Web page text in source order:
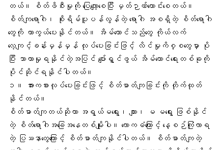
တယ်။ စိတ်ဖိစီးမှုကို ပြေလျော့စေပြီး မှတ်ဉာဏ်ကောင်းစေတယ်။
စိတ်ကျရောဂါ၊ စိုးရိမ်ပူပန်လွန်တဲ့ ရောဂါ အစရှိတဲ့ စိတ်ရောဂါ
တွေကို ကာကွယ်ပေးနိုင်တယ်။
အိမ်ထောင်သည်တွေ ကိုယ်လက်
လေ့ကျင့်ခန်းမှန်မှန် လုပ်ပေးခြင်းဖြင့် လိင်မှုကိစ္စတွေမှာ ပို
ပြီး သာယာမှုရနိုင်တဲ့အပြင် ပျော်ရွှင်ဖွယ် အိမ်ထောင်ရေးတစ်ခုကို
ပိုင်ဆိုင်ရနိုင်ပါတယ်။
၁။ အားကစားလုပ်ပေးခြင်းဖြင့် စိတ်ဓာတ်ကျခြင်းကို တိုက်ထုတ်
နိုင်တယ်။
စိတ်ဓာတ်ကျတယ်ဆိုတာ အရွယ်မရွေး၊ ကျား၊ မ မရွေး ဖြစ်နိုင်
တဲ့ စိတ်ရောဂါအခြေအနေတစ်မျိုးပါ။ လောကဓံကြောင့် နေ့စဉ်ကြုံလာရ
တဲ့ ပြဿနာတွေကြောင့်
စိတ်ဓာတ်ကျနိုင်ပါတယ်။ စိတ်ဓာတ်ကျတဲ့